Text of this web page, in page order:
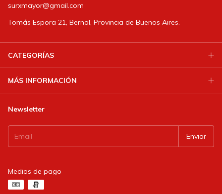
surxmayor@gmail.com
Tomás Espora 21, Bernal, Provincia de Buenos Aires.
CATEGORÍAS
MÁS INFORMACIÓN
Newsletter
Medios de pago